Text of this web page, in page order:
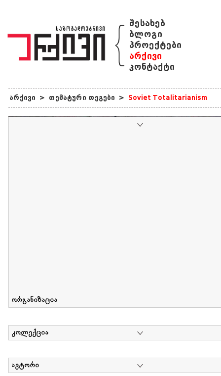
{ შესახებ
ბლოგი
პროექტები
არქივი
კონტაქტი
არქივი > თემატური თეგები > Soviet Totalitarianism
ორგანიზაცია
კოლექცია
ავტორი